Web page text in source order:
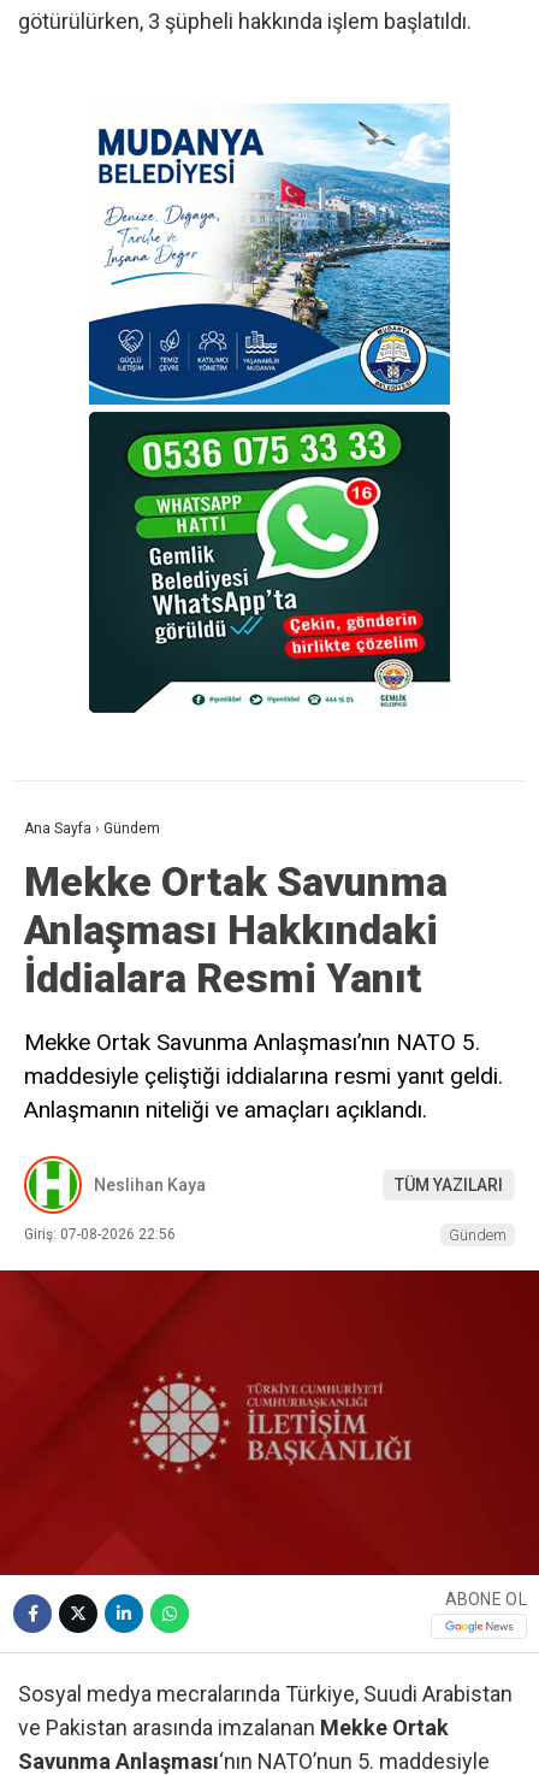
götürülürken, 3 şüpheli hakkında işlem başlatıldı.
Ana Sayfa › Gündem
Mekke Ortak Savunma
Anlaşması Hakkındaki
İddialara Resmi Yanıt
Mekke Ortak Savunma Anlaşması’nın NATO 5.
maddesiyle çeliştiği iddialarına resmi yanıt geldi.
Anlaşmanın niteliği ve amaçları açıklandı.
Neslihan Kaya TÜM YAZILARI
Giriş: 07-08-2026 22:56 Gündem
ABONE OL
Sosyal medya mecralarında Türkiye, Suudi Arabistan
ve Pakistan arasında imzalanan Mekke Ortak
Savunma Anlaşması‘nın NATO’nun 5. maddesiyle